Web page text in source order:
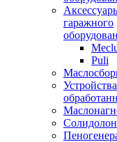
гаражного
Puli